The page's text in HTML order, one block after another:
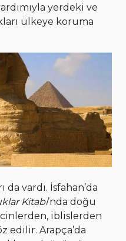
yerdeki ve
ülkeye koruma
da vardı. İsfahan’da
Kitabı’nda doğu
iblislerden
edilir. Arapça’da